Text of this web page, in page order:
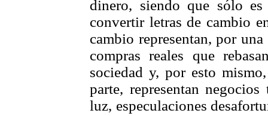
dinero, siendo que sólo
convertir letras de cambio
cambio representan, por
compras reales que
sociedad y, por esto
parte, representan
luz, especulaciones